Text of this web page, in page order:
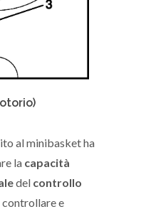
al minibasket ha
la capacità
del controllo
e